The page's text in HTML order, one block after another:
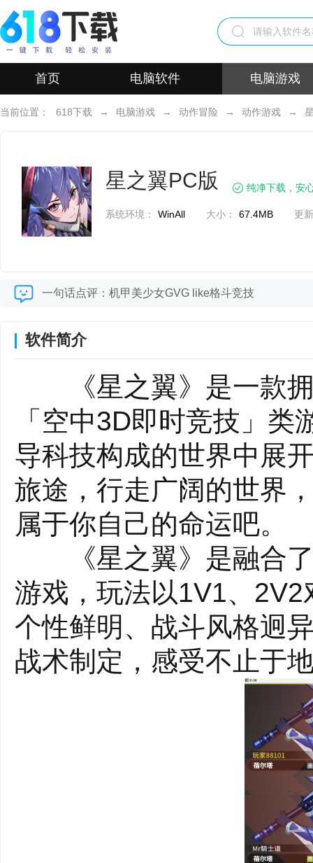
首页 电脑软件 电脑游戏
当前位置： 618下载 → 电脑游戏 → 动作冒险 → 动作游戏 →
星之翼PC版 纯净下载，安
系统环境： WinAll 大小： 67.4MB 更
一句话点评：机甲美少女GVG like格斗竞技
软件简介
《星之翼》是一款拥
「空中3D即时竞技」
导科技构成的世界中展
旅途，行走广阔的世界
属于你自己的命运吧。
《星之翼》是融合了
游戏，玩法以1V1、
个性鲜明、战斗风格迥
战术制定，感受不止于